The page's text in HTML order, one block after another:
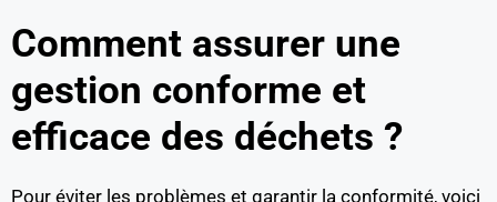
Comment assurer une
gestion conforme et
efficace des déchets ?
Pour éviter les problèmes et garantir la conformité, voici